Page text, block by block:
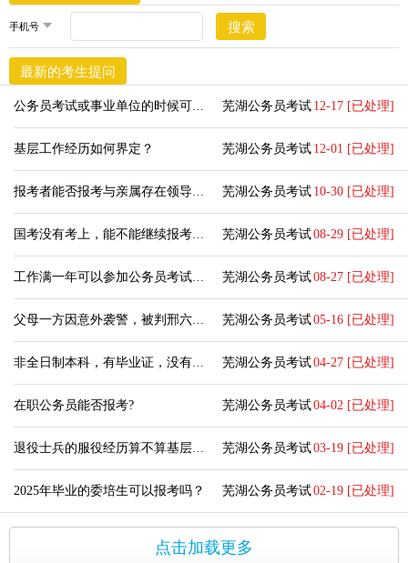
搜索
最新的考生提问
公务员考试或事业单位的时候可以带计算器吗？
芜湖公务员考试 12-17 [已处理]
基层工作经历如何界定？ 芜湖公务员考试 12-01 [已处理]
报考者能否报考与亲属存在领导关系的职位？芜湖公务员考试 10-30 [已处理]
国考没有考上，能不能继续报考省考吗？芜湖公务员考试08-29 [已处理]
工作满一年可以参加公务员考试么？ 芜湖公务员考试08-27 [已处理]
父母一方因意外袭警，被判邢六个月，已出来，政审能过吗？
芜湖公务员考试05-16 [已处理]
非全日制本科，有毕业证，没有学位证可以报考公务员吗？
芜湖公务员考试04-27 [已处理]
在职公务员能否报考? 芜湖公务员考试04-02 [已处理]
退役士兵的服役经历算不算基层工作经历？芜湖公务员考试03-19 [已处理]
2025年毕业的委培生可以报考吗？ 芜湖公务员考试02-19 [已处理]
点击加载更多